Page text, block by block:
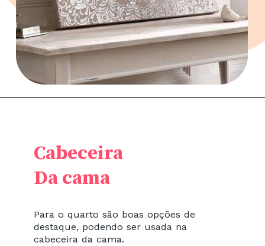
Para o quarto são boas opções de
destaque, podendo ser usada na
cabeceira da cama.
Cabeceira
Da cama